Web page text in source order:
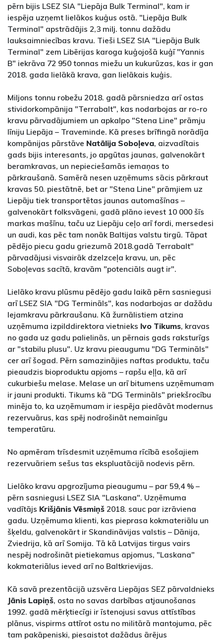
pērn bijis LSEZ SIA "Liepāja Bulk Terminal", kam ir
iespēja uzņemt lielākos kuģus ostā. "Liepāja Bulk
Terminal" apstrādājis 2,3 milj. tonnu dažādu
lauksaimniecības kravu. Tieši LSEZ SIA "Liepāja Bulk
Terminal" zem Libērijas karoga kuģojošā kuģī "Yannis
B" iekrāva 72 950 tonnas miežu un kukurūzas, kas ir gan
2018. gada lielākā krava, gan lielākais kuģis.
Miljons tonnu robežu 2018. gadā pārsniedza arī ostas
stividorkompānija "Terrabalt", kas nodarbojas ar ro-ro
kravu pārvadājumiem un apkalpo "Stena Line" prāmju
līniju Liepāja – Traveminde. Kā preses brīfingā norādīja
kompānijas pārstāve Natālija Soboļeva, aizvadītais
gads bijis interesants, jo apgūtas jaunas, galvenokārt
beramkravas, un nepieciešamās iemaņas to
pārkraušanā. Samērā nesen uzņēmums sācis pārkraut
kravas 50. piestātnē, bet ar "Stena Line" prāmjiem uz
Liepāju tiek transportētas jaunas automašīnas –
galvenokārt folksvāgeni, gadā plāno ievest 10 000 šīs
markas mašīnu, taču uz Liepāju ceļo arī fordi, mersedesi
un audi, kas pēc tam nonāk Baltijas valstu tirgū. Tāpat
pēdējo piecu gadu griezumā 2018.gadā Terrabalt"
pārvadājusi visvairāk dzelzceļa kravu, un, pēc
Soboļevas sacītā, kravām "potenciāls augt ir".
Lielāko kravu plūsmu pēdējo gadu laikā pērn sasniegusi
arī LSEZ SIA "DG Termināls", kas nodarbojas ar dažādu
lejamkravu pārkraušanu. Kā žurnālistiem atzina
uzņēmuma izpilddirektora vietnieks Ivo Tikums, kravas
no gada uz gadu palielinās, un pērnais gads raksturīgs
ar "stabilu plusu". Uz kravu pieaugumu "DG Termināls"
cer arī šogad. Pērn samazinājies naftas produktu, taču
pieaudzis bioproduktu apjoms – rapšu eļļa, kā arī
cukurbiešu melase. Melase un arī bitumens uzņēmumam
ir jauni produkti. Tikums kā "DG Termināls" priekšrocību
minēja to, ka uzņēmumam ir iespēja piedāvāt modernus
rezervuārus, kas spēj nodrošināt nemainīgu
temperatūru.
No apmēram trīsdesmit uzņēmuma rīcībā esošajiem
rezervuāriem sešus tas ekspluatācijā nodevis pērn.
Lielāko kravu apgrozījuma pieaugumu – par 59,4 % –
pērn sasniegusi LSEZ SIA "Laskana". Uzņēmuma
vadītājs Krišjānis Vēsmiņš 2018. sauc par izrāviena
gadu. Uzņēmuma klienti, kas pieprasa kokmateriālu un
šķeldu, galvenokārt ir Skandināvijas valstis – Dānija,
Zviedrija, kā arī Somija. Tā kā Latvijas tirgus vairs
nespēj nodrošināt pietiekamus apjomus, "Laskana"
kokmateriālus ieved arī no Baltkrievijas.
Kā savā prezentācijā uzsvēra Liepājas SEZ pārvaldnieks
Jānis Lapiņš, osta no savas darbības atjaunošanas
1992. gadā mērķtiecīgi ir īstenojusi savus attīstības
plānus, vispirms attīrot ostu no militārā mantojuma, pēc
tam pakāpeniski, piesaistot dažādus ārējus